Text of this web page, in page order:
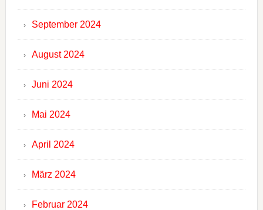
September 2024
August 2024
Juni 2024
Mai 2024
April 2024
März 2024
Februar 2024